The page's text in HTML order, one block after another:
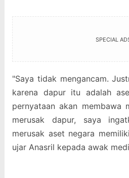
SPECIAL
"Saya tidak mengancam.
karena dapur itu adalah
pernyataan akan membawa
merusak dapur, saya
merusak aset negara
ujar Anasril kepada awak